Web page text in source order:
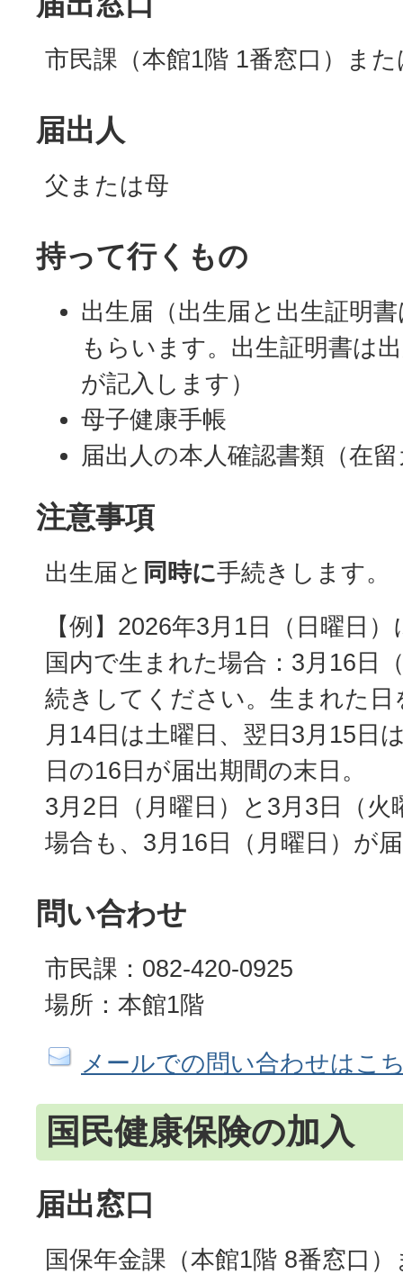
市民課（本館1階 1番窓口）ま
届出人
父または母
持って行くもの
出生届（出生届と出生証明
もらいます。出生証明書は
が記入します）
母子健康手帳
届出人の本人確認書類（在
注意事項
出生届と 同時に手続きします。
【例】2026年3月1日（日曜日
国内で生まれた場合：3月16日
続きしてください。生まれた日
月14日は土曜日、翌日3月15日
日の16日が届出期間の末日。
3月2日（月曜日）と3月3日（
場合も、3月16日（月曜日）が
問い合わせ
市民課：082-420-0925
場所：本館1階
メールでの問い合わせはこ
国民健康保険の加入
届出窓口
国保年金課（本館1階 8番窓口